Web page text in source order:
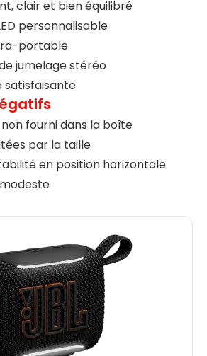
clair et bien équilibré
personnalisable
portable
jumelage stéréo
satisfaisante
non fourni dans la boîte
par la taille
en position horizontale